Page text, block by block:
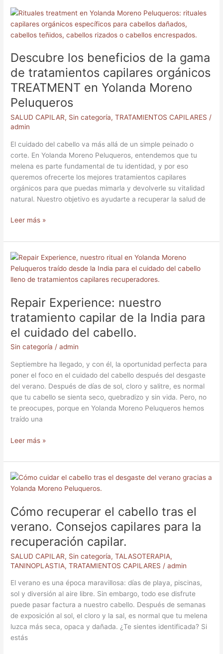
Descubre los beneficios de la gama
de tratamientos capilares orgánicos
TREATMENT en Yolanda Moreno
Peluqueros
SALUD CAPILAR, Sin categoría,TRATAMIENTOS CAPILARES /
admin
El cuidado del cabello va más allá de un simple peinado o
corte. En Yolanda Moreno Peluqueros, entendemos que tu
melena es parte fundamental de tu identidad, y por eso
queremos ofrecerte los mejores tratamientos capilares
orgánicos para que puedas mimarla y devolverle su vitalidad
natural. Nuestro objetivo es ayudarte a recuperar la salud de
Descubre
los
beneficios
la
gama
de
tratamientos
capilares
orgánicos
TREATMENT
Yolanda
Moreno
Peluqueros
Leer más »
Repair Experience: nuestro
tratamiento capilar de la India para
el cuidado del cabello.
Sin categoría /admin
Septiembre ha llegado, y con él, la oportunidad perfecta para
poner el foco en el cuidado del cabello después del desgaste
del verano. Después de días de sol, cloro y salitre, es normal
que tu cabello se sienta seco, quebradizo y sin vida. Pero, no
te preocupes, porque en Yolanda Moreno Peluqueros hemos
traído una
Repair
Experience:
nuestro
capilar
la
India
para
cuidado
del
cabello.
Leer más »
Cómo recuperar el cabello tras el
verano. Consejos capilares para la
recuperación capilar.
SALUD CAPILAR, Sin categoría,TALASOTERAPIA,
TANINOPLASTIA,TRATAMIENTOS CAPILARES /admin
El verano es una época maravillosa: días de playa, piscinas,
sol y diversión al aire libre. Sin embargo, todo ese disfrute
puede pasar factura a nuestro cabello. Después de semanas
de exposición al sol, el cloro y la sal, es normal que tu melena
luzca más seca, opaca y dañada. ¿Te sientes identificada? Si
estás
Cómo
recuperar
cabello
el
verano.
Consejos
capilares
la
recuperación
capilar.